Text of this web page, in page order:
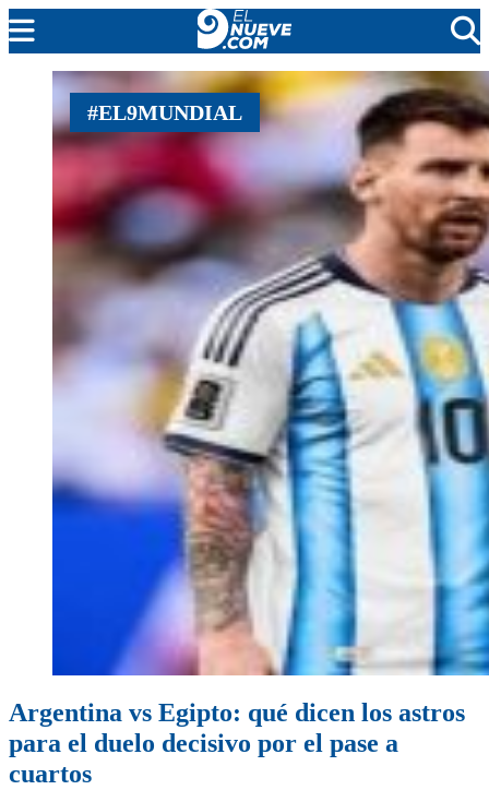
MENDOZA
CADA DÍA
ARGENTINA
NOTICIERO 9
EL NUEVE STREAMS
PROGRAMACIÓN
#EL9MUNDIAL
Argentina vs Egipto: qué dicen los astros
para el duelo decisivo por el pase a
cuartos